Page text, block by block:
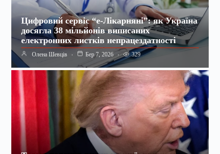
Цифровий сервіс “е-Лікарняні”: як Україна
досягла 38 мільйонів виписаних
електронних листків непрацездатності
Олена Шевців Бер 7, 2026 329